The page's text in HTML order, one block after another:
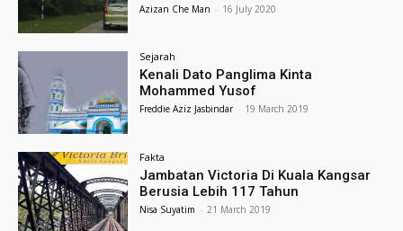
Azizan Che Man - 16 July 2020
Sejarah
Kenali Dato Panglima Kinta
Mohammed Yusof
Freddie Aziz Jasbindar - 19 March 2019
Fakta
Jambatan Victoria Di Kuala Kangsar
Berusia Lebih 117 Tahun
Nisa Suyatim - 21 March 2019